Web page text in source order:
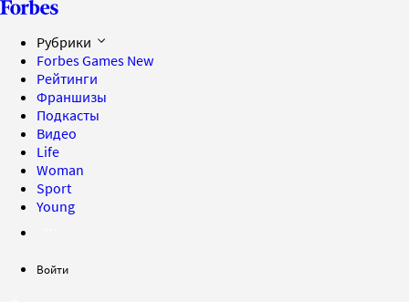
Рубрики
Forbes Games New
Рейтинги
Франшизы
Подкасты
Видео
Life
Woman
Sport
Young
Войти